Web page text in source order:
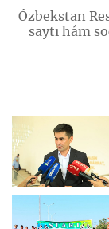
Ózbekstan
saytı hám